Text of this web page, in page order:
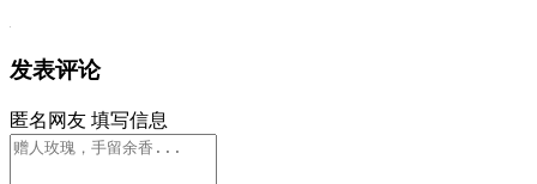
发表评论
匿名网友 填写信息